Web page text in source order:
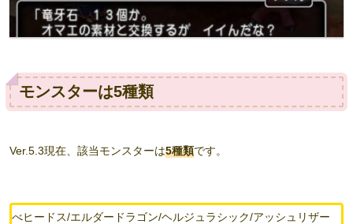
モンスターは5種類
Ver.5.3現在、該当モンスターは5種類です。
べヒードス/エルダードラゴン/ヘルジュラシック/アッシュリザー